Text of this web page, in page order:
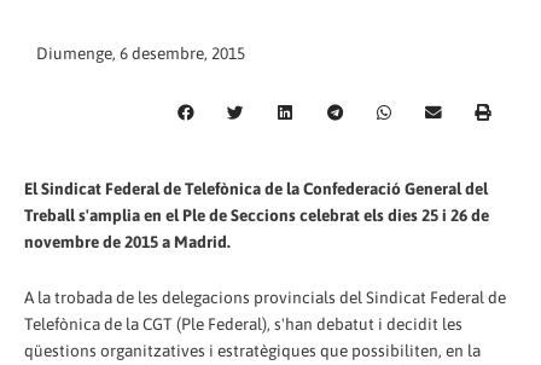
Diumenge, 6 desembre, 2015
El Sindicat Federal de Telefònica de la Confederació General del
Treball s'amplia en el Ple de Seccions celebrat els dies 25 i 26 de
novembre de 2015 a Madrid.
A la trobada de les delegacions provincials del Sindicat Federal de
Telefònica de la CGT (Ple Federal), s'han debatut i decidit les
qüestions organitzatives i estratègiques que possibiliten, en la